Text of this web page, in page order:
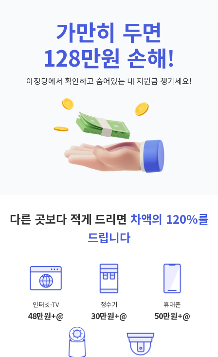
가만히 두면
128만원 손해!
아정당에서 확인하고 숨어있는 내 지원금 챙기세요!
다른 곳보다 적게 드리면 차액의 120%를
드립니다
인터넷·TV
48만원+@
정수기
30만원+@
휴대폰
50만원+@